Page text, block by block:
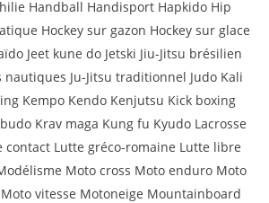
Handball Handisport Hapkido Hip
Hockey sur gazon Hockey sur glace
Jeet kune do Jetski Jiu-Jitsu brésilien
nautiques Ju-Jitsu traditionnel Judo Kali
Kempo Kendo Kenjutsu Kick boxing
Krav maga Kung fu Kyudo Lacrosse
contact Lutte gréco-romaine Lutte libre
Moto cross Moto enduro Moto
vitesse Motoneige Mountainboard